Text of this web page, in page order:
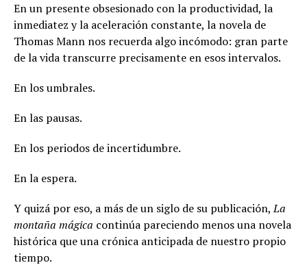
En un presente obsesionado con la productividad, la
inmediatez y la aceleración constante, la novela de
Thomas Mann nos recuerda algo incómodo: gran parte
de la vida transcurre precisamente en esos intervalos.
En los umbrales.
En las pausas.
En los periodos de incertidumbre.
En la espera.
Y quizá por eso, a más de un siglo de su publicación,La
montaña mágica continúa pareciendo menos una novela
histórica que una crónica anticipada de nuestro propio
tiempo.